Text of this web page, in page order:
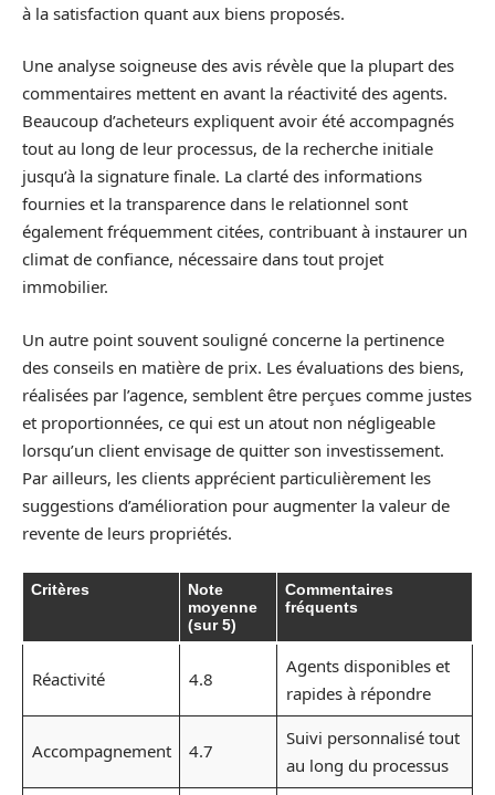
à la satisfaction quant aux biens proposés.
Une analyse soigneuse des avis révèle que la plupart des
commentaires mettent en avant la réactivité des agents.
Beaucoup d’acheteurs expliquent avoir été accompagnés
tout au long de leur processus, de la recherche initiale
jusqu’à la signature finale. La clarté des informations
fournies et la transparence dans le relationnel sont
également fréquemment citées, contribuant à instaurer un
climat de confiance, nécessaire dans tout projet
immobilier.
Un autre point souvent souligné concerne la pertinence
des conseils en matière de prix. Les évaluations des biens,
réalisées par l’agence, semblent être perçues comme justes
et proportionnées, ce qui est un atout non négligeable
lorsqu’un client envisage de quitter son investissement.
Par ailleurs, les clients apprécient particulièrement les
suggestions d’amélioration pour augmenter la valeur de
revente de leurs propriétés.
Critères
Note
moyenne
(sur 5)
Commentaires
fréquents
Réactivité 4.8
Agents disponibles et
rapides à répondre
Accompagnement 4.7
Suivi personnalisé tout
au long du processus